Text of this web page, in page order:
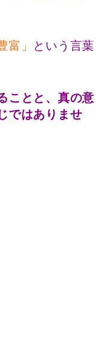
富」
という言葉
ことと、真の意
ではありませ